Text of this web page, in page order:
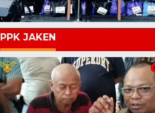
PPK JAKEN